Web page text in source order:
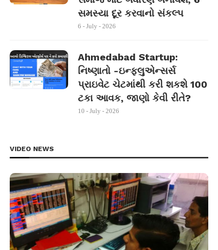
સમસ્યા દૂર કરવાનો સંકલ્પ
6 - July - 2026
Ahmedabad Startup:
નિષ્ણાતો -ઇન્ફ્લુએન્સર્સ
પ્રાઇવેટ ચેટમાંથી કરી શકશે 100
ટકા આવક, જાણો કેવી રીતે?
10 - July - 2026
VIDEO NEWS